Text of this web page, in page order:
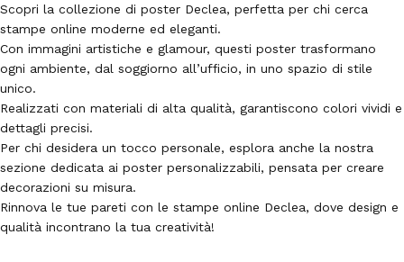
Scopri la collezione di poster Declea, perfetta per chi cerca
stampe online moderne ed eleganti.
Con immagini artistiche e glamour, questi poster trasformano
ogni ambiente, dal soggiorno all’ufficio, in uno spazio di stile
unico.
Realizzati con materiali di alta qualità, garantiscono colori vividi e
dettagli precisi.
Per chi desidera un tocco personale, esplora anche la nostra
sezione dedicata ai poster personalizzabili, pensata per creare
decorazioni su misura.
Rinnova le tue pareti con le stampe online Declea, dove design e
qualità incontrano la tua creatività!